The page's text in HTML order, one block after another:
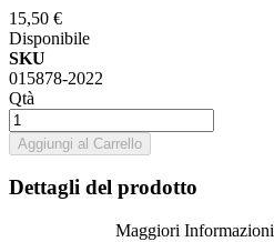
15,50 €
Disponibile
SKU
015878-2022
Qtà
Aggiungi al Carrello
Dettagli del prodotto
Maggiori Informazioni